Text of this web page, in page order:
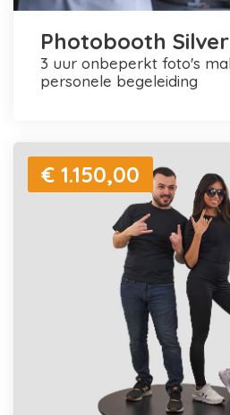
Photobooth Silver
3 uur onbeperkt foto's maken en printen +
personele begeleiding
€ 1.150,00